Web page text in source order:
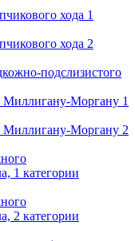
хода 1
хода 2
подслизистого
Миллигану-Моргану 1
Миллигану-Моргану 2
1 категории
2 категории